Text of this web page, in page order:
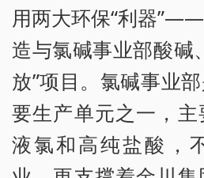
用两大环保“利器
造与氯碱事业部酸碱
放”项目。氯碱事业
要生产单元之一，主
液氯和高纯盐酸，